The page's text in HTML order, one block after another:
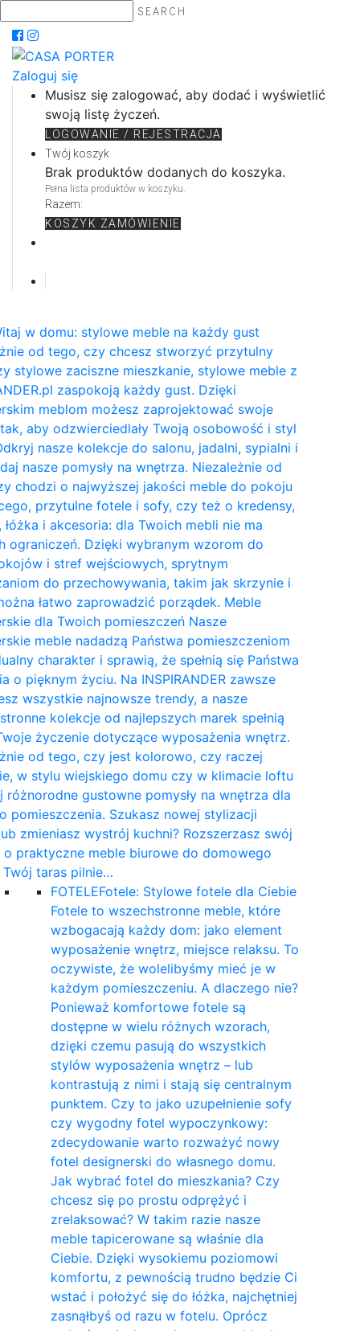
SEARCH
Zaloguj się
Musisz się zalogować, aby dodać i wyświetlić
swoją listę życzeń.
LOGOWANIE / REJESTRACJA
Twój koszyk
Brak produktów dodanych do koszyka.
Pełna lista produktów w koszyku.
Razem:
KOSZYK ZAMÓWIENIE
w domu: stylowe meble na każdy gust
od tego, czy chcesz stworzyć przytulny
stylowe zaciszne mieszkanie, stylowe meble z
zaspokoją każdy gust. Dzięki
meblom możesz zaprojektować swoje
aby odzwierciedlały Twoją osobowość i styl
nasze kolekcje do salonu, jadalni, sypialni i
nasze pomysły na wnętrza. Niezależnie od
chodzi o najwyższej jakości meble do pokoju
przytulne fotele i sofy, czy też o kredensy,
i akcesoria: dla Twoich mebli nie ma
ograniczeń. Dzięki wybranym wzorom do
i stref wejściowych, sprytnym
do przechowywania, takim jak skrzynie i
łatwo zaprowadzić porządek. Meble
dla Twoich pomieszczeń Nasze
meble nadadzą Państwa pomieszczeniom
charakter i sprawią, że spełnią się Państwa
o pięknym życiu. Na INSPIRANDER zawsze
wszystkie najnowsze trendy, a nasze
kolekcje od najlepszych marek spełnią
życzenie dotyczące wyposażenia wnętrz.
od tego, czy jest kolorowo, czy raczej
w stylu wiejskiego domu czy w klimacie loftu
różnorodne gustowne pomysły na wnętrza dla
pomieszczenia. Szukasz nowej stylizacji
zmieniasz wystrój kuchni? Rozszerzasz swój
o praktyczne meble biurowe do domowego
Twój taras pilnie…
FOTELEFotele: Stylowe fotele dla Ciebie
Fotele to wszechstronne meble, które
wzbogacają każdy dom: jako element
wyposażenie wnętrz, miejsce relaksu. To
oczywiste, że wolelibyśmy mieć je w
każdym pomieszczeniu. A dlaczego nie?
Ponieważ komfortowe fotele są
dostępne w wielu różnych wzorach,
dzięki czemu pasują do wszystkich
stylów wyposażenia wnętrz – lub
kontrastują z nimi i stają się centralnym
punktem. Czy to jako uzupełnienie sofy
czy wygodny fotel wypoczynkowy:
zdecydowanie warto rozważyć nowy
fotel designerski do własnego domu.
Jak wybrać fotel do mieszkania? Czy
chcesz się po prostu odprężyć i
zrelaksować? W takim razie nasze
meble tapicerowane są właśnie dla
Ciebie. Dzięki wysokiemu poziomowi
komfortu, z pewnością trudno będzie Ci
wstać i położyć się do łóżka, najchętniej
zasnąłbyś od razu w fotelu. Oprócz